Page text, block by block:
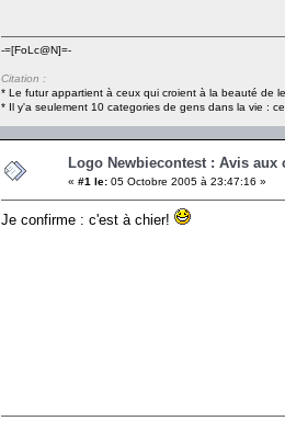
-=[FoLc@N]=-
Citation :
* Le futur appartient à ceux qui croient à la beauté de
* Il y'a seulement 10 categories de gens dans la vie :
Logo Newbiecontest : Avis aux
« #1 le: 05 Octobre 2005 à 23:47:16 »
Je confirme : c'est à chier!